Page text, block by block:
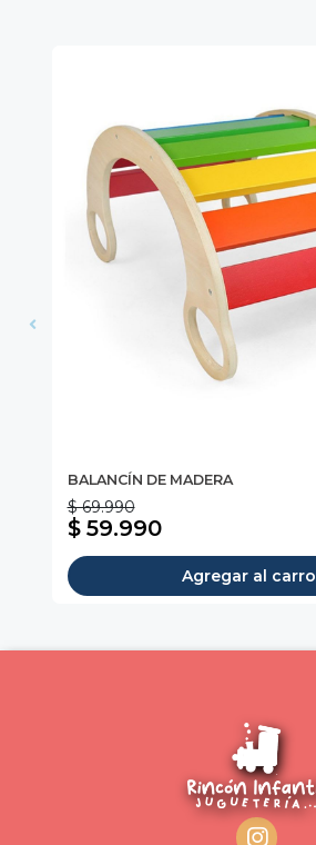
BALANCÍN DE MADERA
$ 69.990
$ 59.990
Agregar al carro